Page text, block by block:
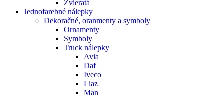
Zvieratá
Jednofarebné nálepky
Dekoračné, oranmenty a symboly
Ornamenty
Symboly
Truck nálepky
Avia
Daf
Iveco
Liaz
Man